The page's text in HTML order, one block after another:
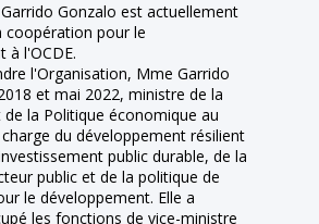
Gonzalo est actuellement
coopération pour le
à l'OCDE.
l'Organisation, Mme Garrido
et mai 2022, ministre de la
la Politique économique au
du développement résilient
public durable, de la
public et de la politique de
le développement. Elle a
les fonctions de vice-ministre